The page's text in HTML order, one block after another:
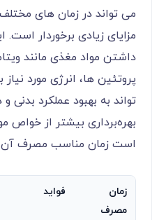
می‌ تواند در زمان‌ های
مزایای زیادی برخوردار است.
داشتن مواد مغذی مانند
پروتئین ‌ها، انرژی مورد
‌تواند به بهبود عملکرد
بهره‌برداری بیشتر از خواص
است زمان مناسب مصرف آن
زمان
مصرف
فواید